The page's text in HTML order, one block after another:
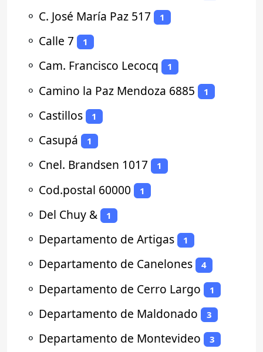
⚬ C. José María Paz 517 1
⚬ Calle 7 1
⚬ Cam. Francisco Lecocq 1
⚬ Camino la Paz Mendoza 6885 1
⚬ Castillos 1
⚬ Casupá 1
⚬ Cnel. Brandsen 1017 1
⚬ Cod.postal 60000 1
⚬ Del Chuy & 1
⚬ Departamento de Artigas 1
⚬ Departamento de Canelones 4
⚬ Departamento de Cerro Largo 1
⚬ Departamento de Maldonado 3
⚬ Departamento de Montevideo 3